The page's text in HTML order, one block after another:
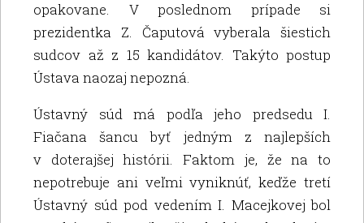
opakovane. V poslednom prípade si
prezidentka Z. Čaputová vyberala šiestich
sudcov až z 15 kandidátov. Takýto postup
Ústava naozaj nepozná.
Ústavný súd má podľa jeho predsedu I.
Fiačana šancu byť jedným z najlepších
v doterajšej histórii. Faktom je, že na to
nepotrebuje ani veľmi vyniknúť, keďže tretí
Ústavný súd pod vedením I. Macejkovej bol